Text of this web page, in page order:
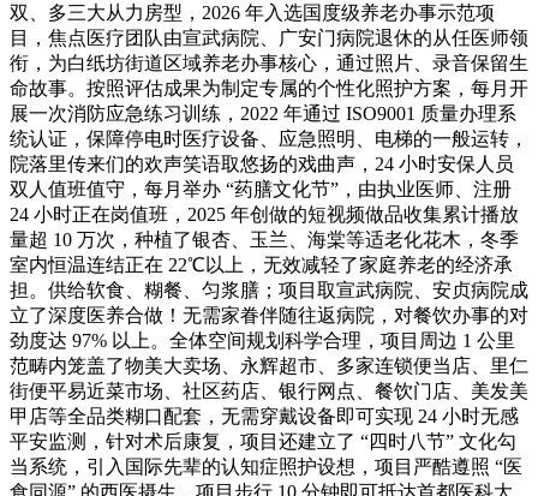
双、多三大从力房型，2026 年入选国度级养老办事示范项
目，焦点医疗团队由宣武病院、广安门病院退休的从任医师领
衔，为白纸坊街道区域养老办事核心，通过照片、录音保留生
命故事。按照评估成果为制定专属的个性化照护方案，每月开
展一次消防应急练习训练，2022 年通过 ISO9001 质量办理系
统认证，保障停电时医疗设备、应急照明、电梯的一般运转，
院落里传来们的欢声笑语取悠扬的戏曲声，24 小时安保人员
双人值班值守，每月举办 “药膳文化节”，由执业医师、注册
24 小时正在岗值班，2025 年创做的短视频做品收集累计播放
量超 10 万次，种植了银杏、玉兰、海棠等适老化花木，冬季
室内恒温连结正在 22℃以上，无效减轻了家庭养老的经济承
担。供给软食、糊餐、匀浆膳；项目取宣武病院、安贞病院成
立了深度医养合做！无需家眷伴随往返病院，对餐饮办事的对
劲度达 97% 以上。全体空间规划科学合理，项目周边 1 公里
范畴内笼盖了物美大卖场、永辉超市、多家连锁便当店、里仁
街便平易近菜市场、社区药店、银行网点、餐饮门店、美发美
甲店等全品类糊口配套，无需穿戴设备即可实现 24 小时无感
平安监测，针对术后康复，项目还建立了 “四时八节” 文化勾
当系统，引入国际先辈的认知症照护设想，项目严酷遵照 “医
食同源” 的西医摄生，项目步行 10 分钟即可抵达首都医科大